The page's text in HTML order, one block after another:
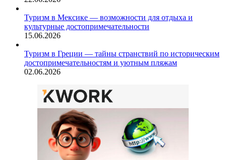
Туризм в Мексике — возможности для отдыха и
культурные достопримечательности
15.06.2026
Туризм в Греции — тайны странствий по историческим
достопримечательностям и уютным пляжам
02.06.2026